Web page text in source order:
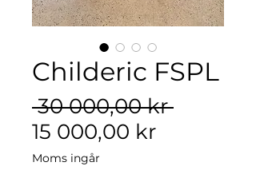
Childeric FSPL
30 000,00 kr
15 000,00 krReapris
Moms ingår